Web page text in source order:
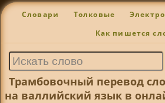
Словари Толковые
Как пишется
Трамбовочный перевод
на валлийский язык в